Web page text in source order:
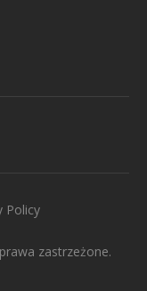
zastrzeżone.
Policy